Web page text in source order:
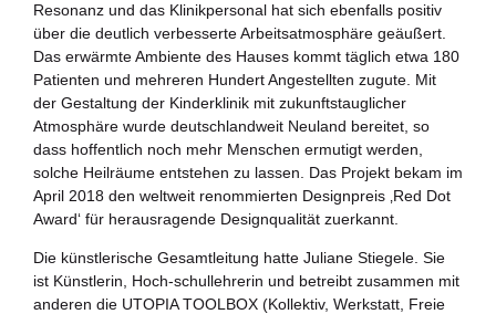
Resonanz und das Klinikpersonal hat sich ebenfalls positiv
über die deutlich verbesserte Arbeitsatmosphäre geäußert.
Das erwärmte Ambiente des Hauses kommt täglich etwa 180
Patienten und mehreren Hundert Angestellten zugute. Mit
der Gestaltung der Kinderklinik mit zukunftstauglicher
Atmosphäre wurde deutschlandweit Neuland bereitet, so
dass hoffentlich noch mehr Menschen ermutigt werden,
solche Heilräume entstehen zu lassen. Das Projekt bekam im
April 2018 den weltweit renommierten Designpreis ‚Red Dot
Award‘ für herausragende Designqualität zuerkannt.
Die künstlerische Gesamtleitung hatte Juliane Stiegele. Sie
ist Künstlerin, Hoch-schullehrerin und betreibt zusammen mit
anderen die UTOPIA TOOLBOX (Kollektiv, Werkstatt, Freie